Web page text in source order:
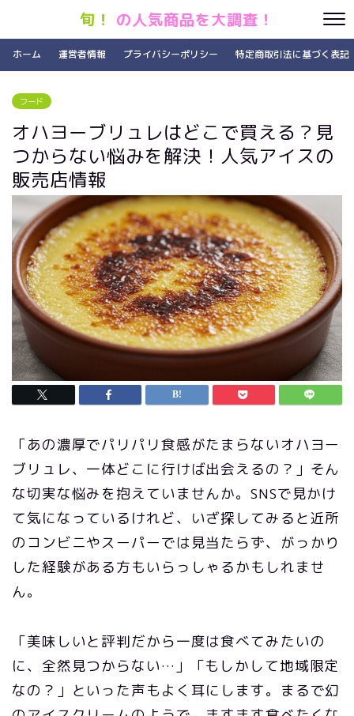
旬！ の人気商品を大調査！
ホーム 運営者情報 プライバシーポリシー 特定商取引法に基づく表記
フード
オハヨーブリュレはどこで買える？見
つからない悩みを解決！人気アイスの
販売店情報
「あの濃厚でパリパリ食感がたまらないオハヨー
ブリュレ、一体どこに行けば出会えるの？」そん
な切実な悩みを抱えていませんか。SNSで見かけ
て気になっているけれど、いざ探してみると近所
のコンビニやスーパーでは見当たらず、がっかり
した経験がある方もいらっしゃるかもしれませ
ん。
「美味しいと評判だから一度は食べてみたいの
に、全然見つからない…」「もしかして地域限定
なの？」といった声もよく耳にします。まるで幻